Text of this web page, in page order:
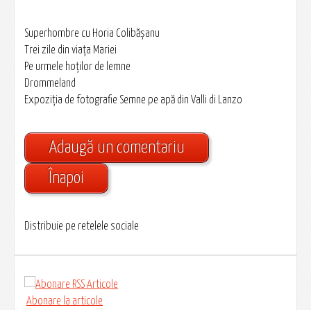
Superhombre cu Horia Colibășanu
Trei zile din viața Mariei
Pe urmele hoților de lemne
Drommeland
Expoziția de fotografie Semne pe apă din Valli di Lanzo
Adaugă un comentariu
Înapoi
Distribuie pe retelele sociale
Abonare la articole